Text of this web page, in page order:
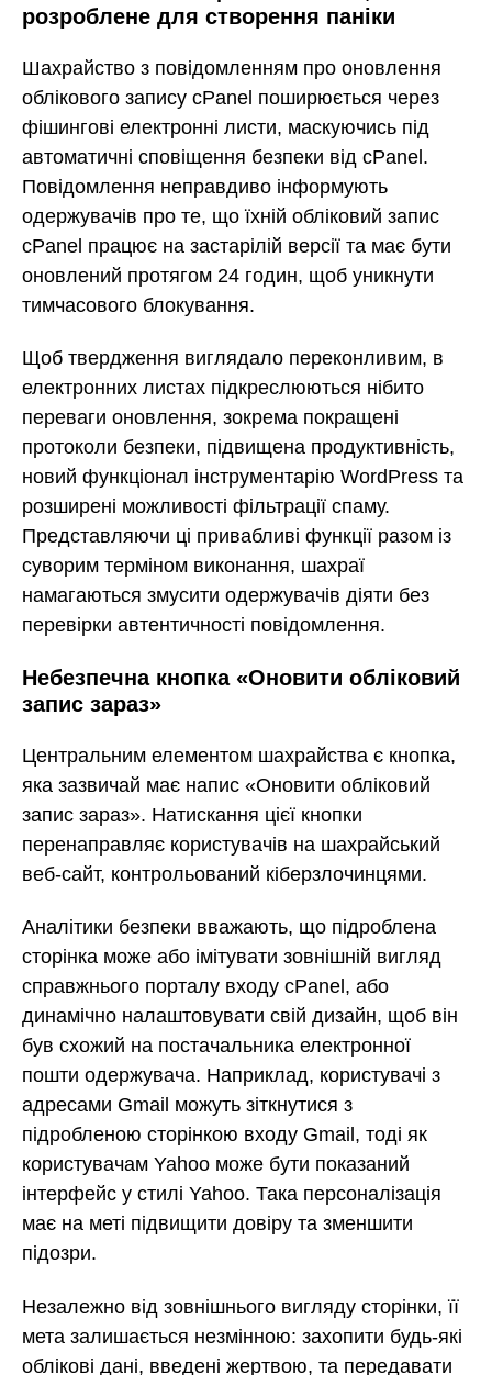
розроблене для створення паніки
Шахрайство з повідомленням про оновлення
облікового запису cPanel поширюється через
фішингові електронні листи, маскуючись під
автоматичні сповіщення безпеки від cPanel.
Повідомлення неправдиво інформують
одержувачів про те, що їхній обліковий запис
cPanel працює на застарілій версії та має бути
оновлений протягом 24 годин, щоб уникнути
тимчасового блокування.
Щоб твердження виглядало переконливим, в
електронних листах підкреслюються нібито
переваги оновлення, зокрема покращені
протоколи безпеки, підвищена продуктивність,
новий функціонал інструментарію WordPress та
розширені можливості фільтрації спаму.
Представляючи ці привабливі функції разом із
суворим терміном виконання, шахраї
намагаються змусити одержувачів діяти без
перевірки автентичності повідомлення.
Небезпечна кнопка «Оновити обліковий
запис зараз»
Центральним елементом шахрайства є кнопка,
яка зазвичай має напис «Оновити обліковий
запис зараз». Натискання цієї кнопки
перенаправляє користувачів на шахрайський
веб-сайт, контрольований кіберзлочинцями.
Аналітики безпеки вважають, що підроблена
сторінка може або імітувати зовнішній вигляд
справжнього порталу входу cPanel, або
динамічно налаштовувати свій дизайн, щоб він
був схожий на постачальника електронної
пошти одержувача. Наприклад, користувачі з
адресами Gmail можуть зіткнутися з
підробленою сторінкою входу Gmail, тоді як
користувачам Yahoo може бути показаний
інтерфейс у стилі Yahoo. Така персоналізація
має на меті підвищити довіру та зменшити
підозри.
Незалежно від зовнішнього вигляду сторінки, її
мета залишається незмінною: захопити будь-які
облікові дані, введені жертвою, та передавати